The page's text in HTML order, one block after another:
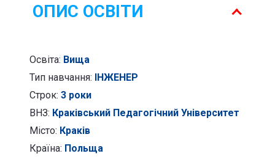
ОПИС ОСВІТИ
Освіта: Вища
Тип навчання: ІНЖЕНЕР
Строк: 3 роки
ВНЗ: Краківський Педагогічний Університет
Місто: Краків
Країна: Польща